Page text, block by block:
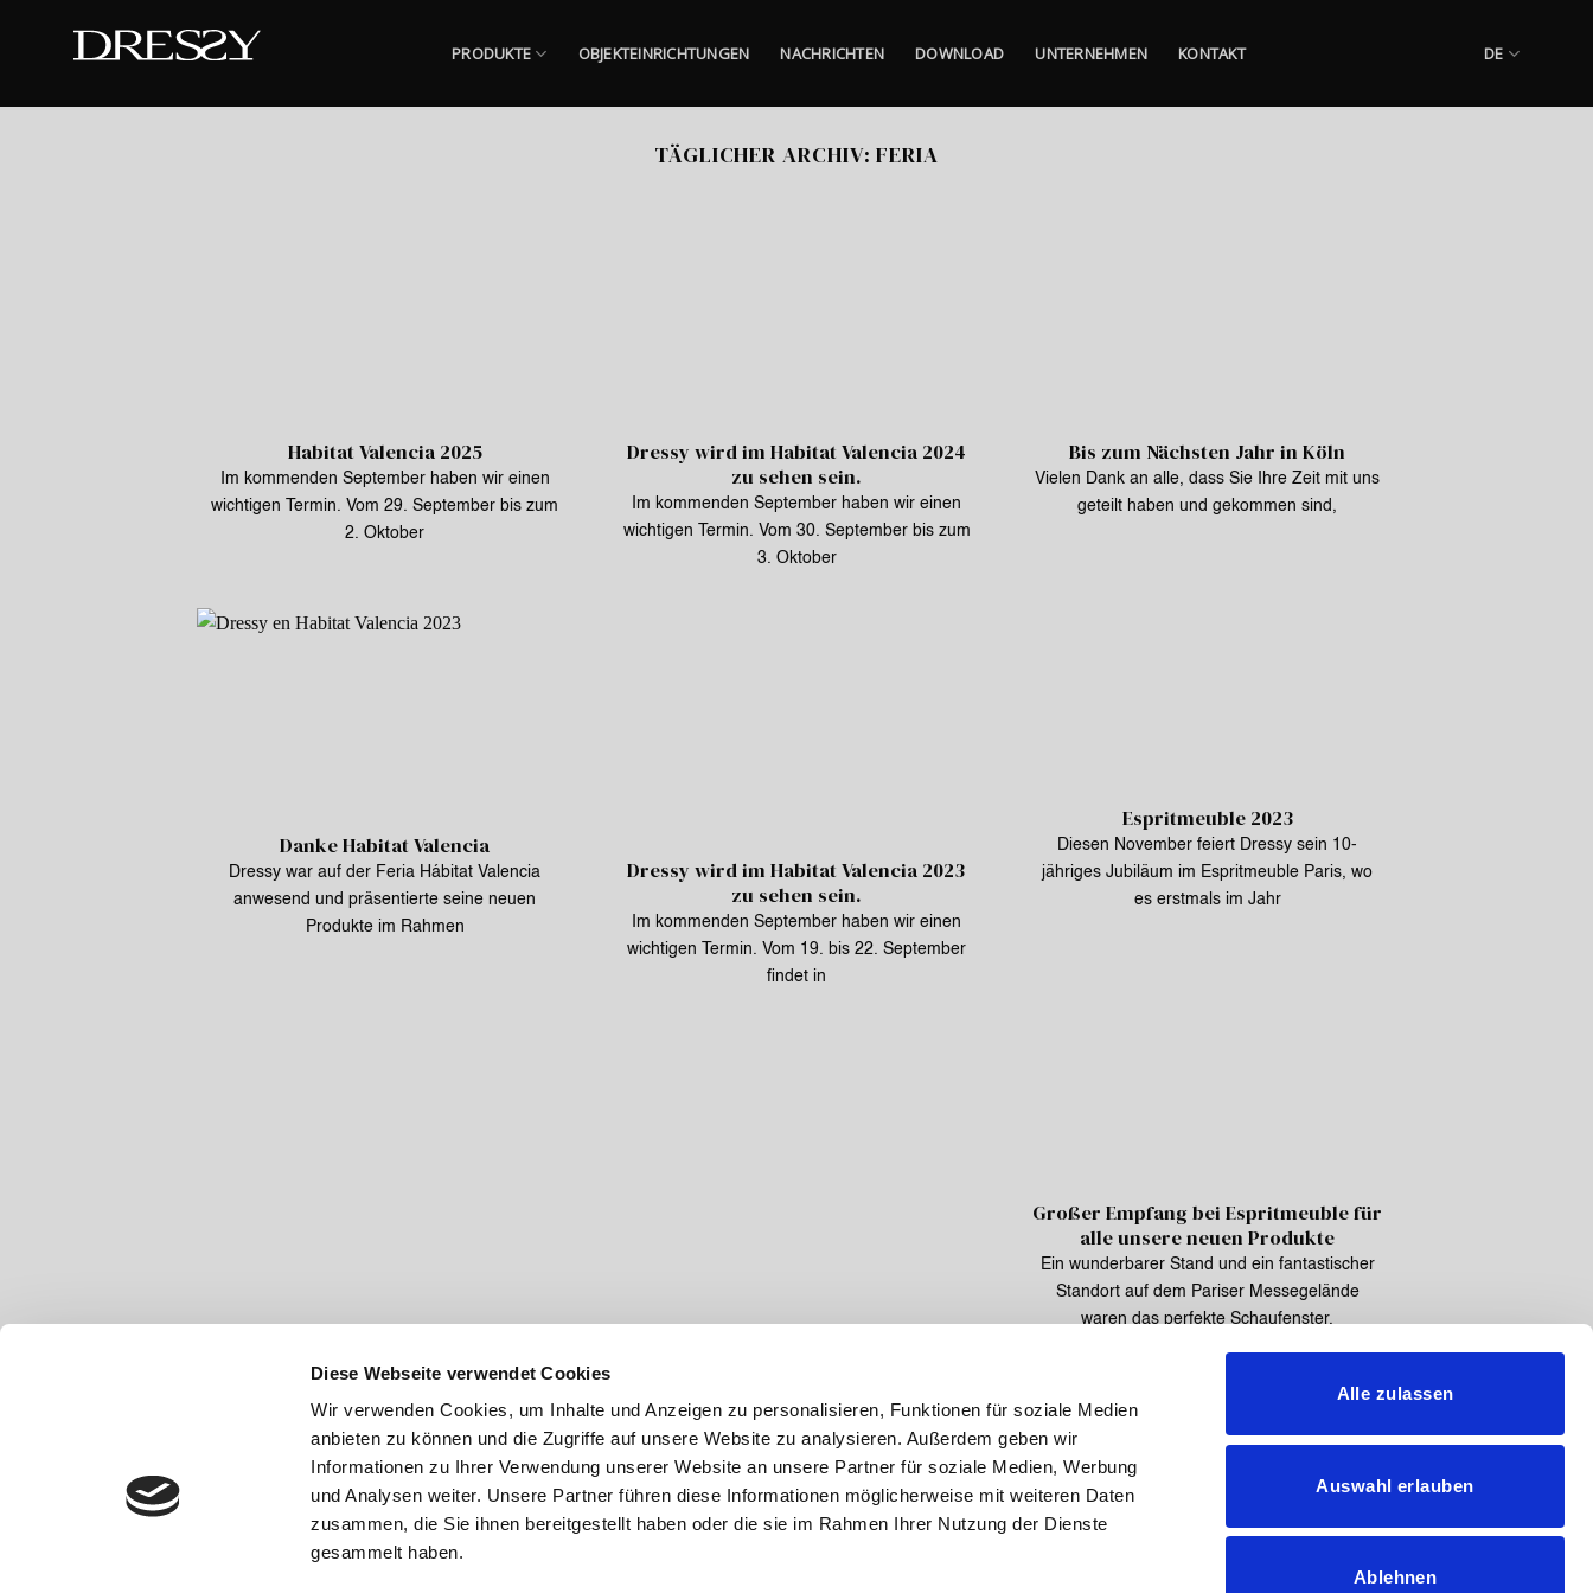
Diese Webseite verwendet Cookies
Wir verwenden Cookies, um Inhalte und Anzeigen zu personalisieren, Funktionen für soziale Medien
anbieten zu können und die Zugriffe auf unsere Website zu analysieren. Außerdem geben wir
Informationen zu Ihrer Verwendung unserer Website an unsere Partner für soziale Medien, Werbung
und Analysen weiter. Unsere Partner führen diese Informationen möglicherweise mit weiteren Daten
zusammen, die Sie ihnen bereitgestellt haben oder die sie im Rahmen Ihrer Nutzung der Dienste
gesammelt haben.
Alle zulassen
Auswahl erlauben
Ablehnen
PRODUKTE OBJEKTEINRICHTUNGEN NACHRICHTEN DOWNLOAD UNTERNEHMEN KONTAKT DE
TÄGLICHER ARCHIV:FERIA
Habitat Valencia 2025
Im kommenden September haben wir einen
wichtigen Termin. Vom 29. September bis zum
2. Oktober
Dressy wird im Habitat Valencia 2024
zu sehen sein.
Im kommenden September haben wir einen
wichtigen Termin. Vom 30. September bis zum
3. Oktober
Bis zum Nächsten Jahr in Köln
Vielen Dank an alle, dass Sie Ihre Zeit mit uns
geteilt haben und gekommen sind,
Espritmeuble 2023
Diesen November feiert Dressy sein 10-
jähriges Jubiläum im Espritmeuble Paris, wo
es erstmals im Jahr
Danke Habitat Valencia
Dressy war auf der Feria Hábitat Valencia
anwesend und präsentierte seine neuen
Produkte im Rahmen
Dressy wird im Habitat Valencia 2023
zu sehen sein.
Im kommenden September haben wir einen
wichtigen Termin. Vom 19. bis 22. September
findet in
Großer Empfang bei Espritmeuble für
alle unsere neuen Produkte
Ein wunderbarer Stand und ein fantastischer
Standort auf dem Pariser Messegelände
waren das perfekte Schaufenster,
PRODUKTE
Datenschutzbestimmungen